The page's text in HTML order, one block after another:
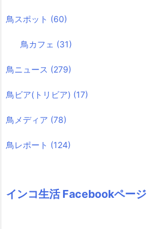
鳥スポット (60)
鳥カフェ (31)
鳥ニュース (279)
鳥ビア(トリビア) (17)
鳥メディア (78)
鳥レポート (124)
インコ生活 Facebookページ